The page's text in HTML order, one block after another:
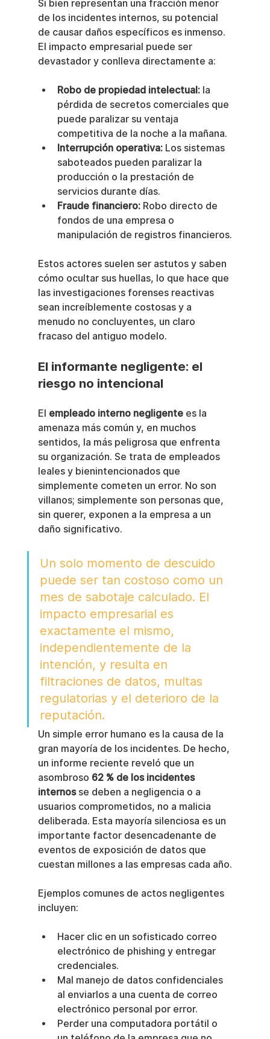
Si bien representan una fracción menor
de los incidentes internos, su potencial
de causar daños específicos es inmenso.
El impacto empresarial puede ser
devastador y conlleva directamente a:
Robo de propiedad intelectual: la
pérdida de secretos comerciales que
puede paralizar su ventaja
competitiva de la noche a la mañana.
Interrupción operativa: Los sistemas
saboteados pueden paralizar la
producción o la prestación de
servicios durante días.
Fraude financiero: Robo directo de
fondos de una empresa o
manipulación de registros financieros.
Estos actores suelen ser astutos y saben
cómo ocultar sus huellas, lo que hace que
las investigaciones forenses reactivas
sean increíblemente costosas y a
menudo no concluyentes, un claro
fracaso del antiguo modelo.
El informante negligente: el
riesgo no intencional
El empleado interno negligente es la
amenaza más común y, en muchos
sentidos, la más peligrosa que enfrenta
su organización. Se trata de empleados
leales y bienintencionados que
simplemente cometen un error. No son
villanos; simplemente son personas que,
sin querer, exponen a la empresa a un
daño significativo.
Un solo momento de descuido
puede ser tan costoso como un
mes de sabotaje calculado. El
impacto empresarial es
exactamente el mismo,
independientemente de la
intención, y resulta en
filtraciones de datos, multas
regulatorias y el deterioro de la
reputación.
Un simple error humano es la causa de la
gran mayoría de los incidentes. De hecho,
un informe reciente reveló que un
asombroso 62 % de los incidentes
internos se deben a negligencia o a
usuarios comprometidos, no a malicia
deliberada. Esta mayoría silenciosa es un
importante factor desencadenante de
eventos de exposición de datos que
cuestan millones a las empresas cada año.
Ejemplos comunes de actos negligentes
incluyen:
Hacer clic en un sofisticado correo
electrónico de phishing y entregar
credenciales.
Mal manejo de datos confidenciales
al enviarlos a una cuenta de correo
electrónico personal por error.
Perder una computadora portátil o